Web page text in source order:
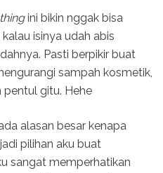
ini bikin nggak bisa
isinya udah abis
Pasti berpikir buat
sampah kosmetik,
gitu. Hehe
alasan besar kenapa
pilihan aku buat
sangat memperhatikan